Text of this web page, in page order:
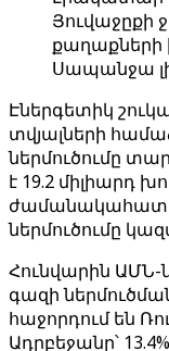
Յուվաջըքի
քաղաքների
Սապանջա
Էներգետիկ
տվյալների
ներմուծումը
է 19.2 միլիարդ
ներմուծումը
Հունվարին
գազի
հաջորդում են
Ադրբեջանը՝